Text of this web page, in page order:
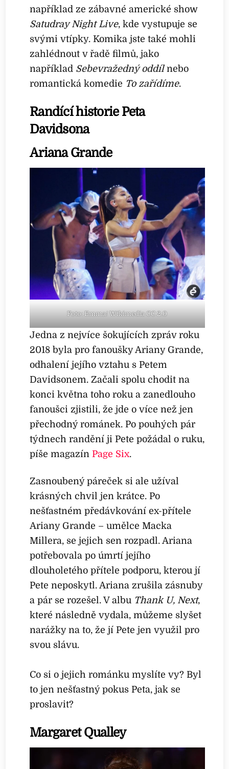
například ze zábavné americké show
Satudray Night Live, kde vystupuje se
svými vtípky. Komika jste také mohli
zahlédnout v řadě filmů, jako
například Sebevražedný oddílnebo
romantická komedie To zařídíme.
Randící historie Peta
Davidsona
Ariana Grande
Foto: Emma/ Wikimedia CC 2.0
Jedna z nejvíce šokujících zpráv roku
2018 byla pro fanoušky Ariany Grande,
odhalení jejího vztahu s Petem
Davidsonem. Začali spolu chodit na
konci května toho roku a zanedlouho
fanoušci zjistili, že jde o více než jen
přechodný románek. Po pouhých pár
týdnech randění ji Pete požádal o ruku,
píše magazínPage Six.
Zasnoubený páreček si ale užíval
krásných chvil jen krátce. Po
nešťastném předávkování ex-přítele
Ariany Grande – umělce Macka
Millera, se jejich sen rozpadl. Ariana
potřebovala po úmrtí jejího
dlouholetého přítele podporu, kterou jí
Pete neposkytl. Ariana zrušila zásnuby
a pár se rozešel. V albu Thank U, Next,
které následně vydala, můžeme slyšet
narážky na to, že jí Pete jen využil pro
svou slávu.
Co si o jejich románku myslíte vy? Byl
to jen nešťastný pokus Peta, jak se
proslavit?
Margaret Qualley